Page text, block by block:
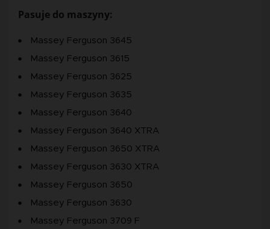
Pasuje do maszyny:
Massey Ferguson 3645
Massey Ferguson 3615
Massey Ferguson 3625
Massey Ferguson 3635
Massey Ferguson 3640
Massey Ferguson 3640 XTRA
Massey Ferguson 3650 XTRA
Massey Ferguson 3630 XTRA
Massey Ferguson 3650
Massey Ferguson 3630
Massey Ferguson 3709 F